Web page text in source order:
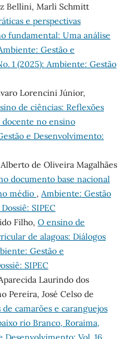
Bellini, Marli Schmitt
e perspectivas
fundamental: Uma análise
Gestão e
1 (2025): Ambiente: Gestão
Lorencini Júnior,
de ciências: Reflexões
docente no ensino
e Desenvolvimento:
de Oliveira Magalhães
documento base nacional
médio , Ambiente: Gestão
SIPEC
Filho, O ensino de
de alagoas: Diálogos
Gestão e
SIPEC
Laurindo dos
Pereira, José Celso de
de camarões e caranguejos
rio Branco, Roraima,